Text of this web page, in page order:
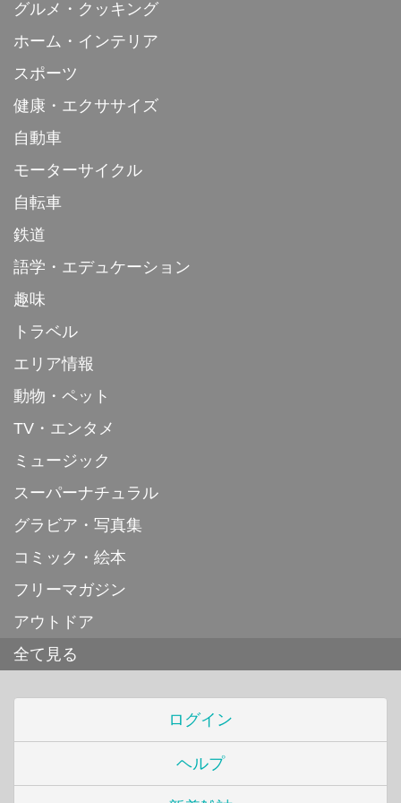
グルメ・クッキング
ホーム・インテリア
スポーツ
健康・エクササイズ
自動車
モーターサイクル
自転車
鉄道
語学・エデュケーション
趣味
トラベル
エリア情報
動物・ペット
TV・エンタメ
ミュージック
スーパーナチュラル
グラビア・写真集
コミック・絵本
フリーマガジン
アウトドア
全て見る
ログイン
ヘルプ